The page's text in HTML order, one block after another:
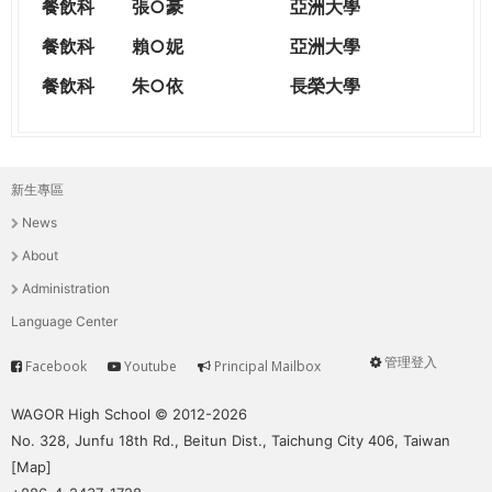
餐飲科 張○豪
亞洲大學
餐飲科
賴○妮
亞洲大學
餐飲科
朱○依 長榮大學
主
選
單
新生專區
News
About
Administration
Language Center
User
管理登入
Service
Facebook Youtube Principal Mailbox
WAGOR High School © 2012-2026
No. 328, Junfu 18th Rd., Beitun Dist., Taichung City 406, Taiwan
[Map]